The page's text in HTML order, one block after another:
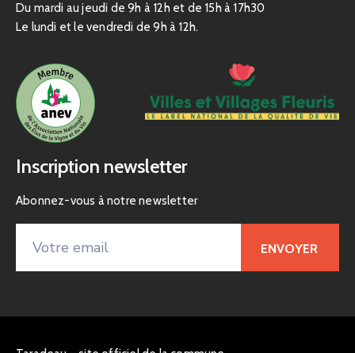
Du mardi au jeudi de 9h à 12h et de 15h à 17h30
Le lundi et le vendredi de 9h à 12h.
Inscription newsletter
Abonnez-vous à notre newsletter